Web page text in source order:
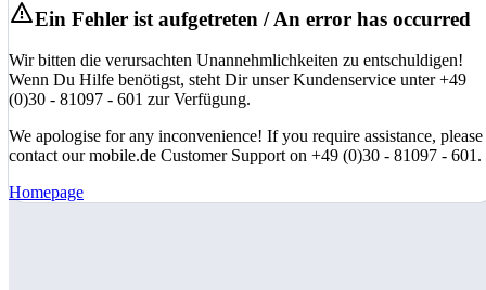
Ein Fehler ist aufgetreten / An error has occurred
Wir bitten die verursachten Unannehmlichkeiten zu entschuldigen!
Wenn Du Hilfe benötigst, steht Dir unser Kundenservice unter +49
(0)30 - 81097 - 601 zur Verfügung.
We apologise for any inconvenience! If you require assistance, please
contact our mobile.de Customer Support on +49 (0)30 - 81097 - 601.
Homepage